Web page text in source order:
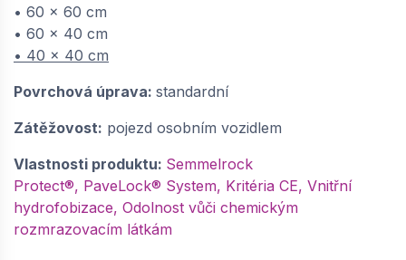
• 60 x 60 cm
• 60 x 40 cm
• 40 x 40 cm
Povrchová úprava: standardní
Zátěžovost: pojezd osobním vozidlem
Vlastnosti produktu: Semmelrock
Protect®, PaveLock® System, Kritéria CE, Vnitřní
hydrofobizace, Odolnost vůči chemickým
rozmrazovacím látkám